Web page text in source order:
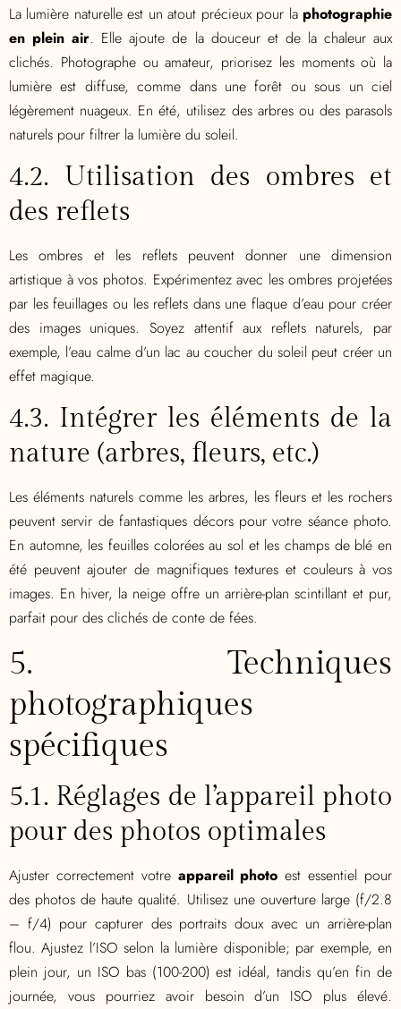
La lumière naturelle est un atout précieux pour la photographie
en plein air. Elle ajoute de la douceur et de la chaleur aux
clichés. Photographe ou amateur, priorisez les moments où la
lumière est diffuse, comme dans une forêt ou sous un ciel
légèrement nuageux. En été, utilisez des arbres ou des parasols
naturels pour filtrer la lumière du soleil.
4.2. Utilisation des ombres et
des reflets
Les ombres et les reflets peuvent donner une dimension
artistique à vos photos. Expérimentez avec les ombres projetées
par les feuillages ou les reflets dans une flaque d’eau pour créer
des images uniques. Soyez attentif aux reflets naturels, par
exemple, l’eau calme d’un lac au coucher du soleil peut créer un
effet magique.
4.3. Intégrer les éléments de la
nature (arbres, fleurs, etc.)
Les éléments naturels comme les arbres, les fleurs et les rochers
peuvent servir de fantastiques décors pour votre séance photo.
En automne, les feuilles colorées au sol et les champs de blé en
été peuvent ajouter de magnifiques textures et couleurs à vos
images. En hiver, la neige offre un arrière-plan scintillant et pur,
parfait pour des clichés de conte de fées.
5. Techniques
photographiques
spécifiques
5.1. Réglages de l’appareil photo
pour des photos optimales
Ajuster correctement votre appareil photo est essentiel pour
des photos de haute qualité. Utilisez une ouverture large (f/2.8
– f/4) pour capturer des portraits doux avec un arrière-plan
flou. Ajustez l’ISO selon la lumière disponible; par exemple, en
plein jour, un ISO bas (100-200) est idéal, tandis qu’en fin de
journée, vous pourriez avoir besoin d’un ISO plus élevé.